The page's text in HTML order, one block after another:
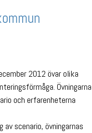
2012 övar olika
Övningarna
och erfarenheterna
av scenario, övningarnas